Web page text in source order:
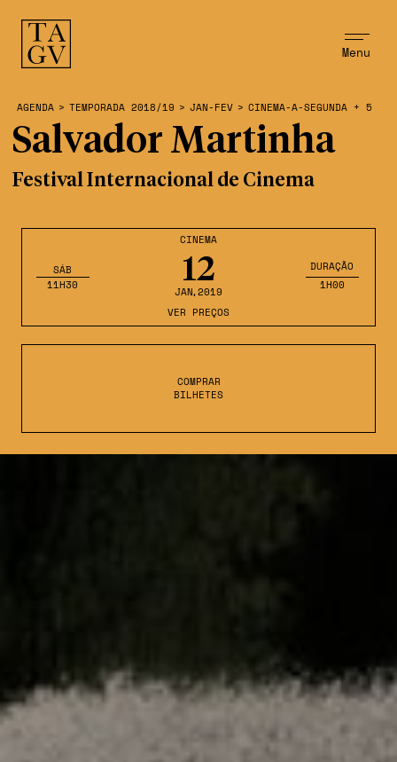
Menu
CINEMA
12
JAN,2019
SÁB
11H30
DURAÇÃO
1H00
VER PREÇOS
COMPRAR
BILHETES
AGENDA > TEMPORADA 2018/19 > JAN-FEV > CINEMA-A-SEGUNDA + 5
Salvador Martinha
Festival Internacional de Cinema